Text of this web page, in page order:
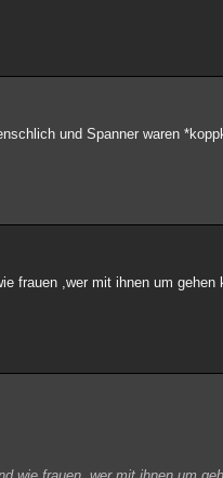
und Spanner waren
frauen ,wer mit ihnen um